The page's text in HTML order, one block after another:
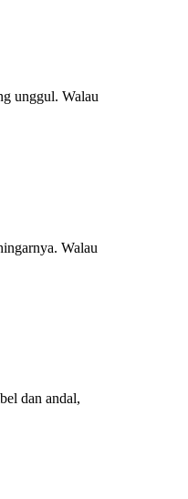
unggul. Walau
Walau
dan andal,